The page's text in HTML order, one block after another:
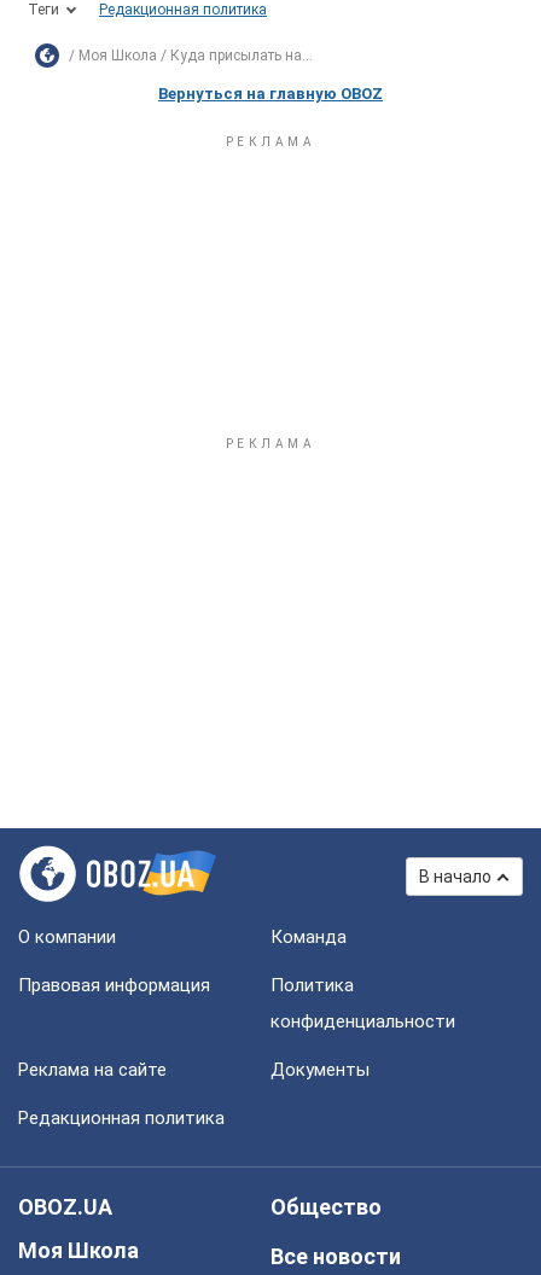
Теги Редакционная политика
Моя Школа Куда присылать на...
Вернуться на главную OBOZ
В начало
О компании Команда
Правовая информация
Политика
конфиденциальности
Реклама на сайте Документы
Редакционная политика
OBOZ.UA
Моя Школа
Общество
Все новости